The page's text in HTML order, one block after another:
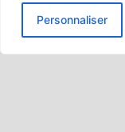
Personnaliser